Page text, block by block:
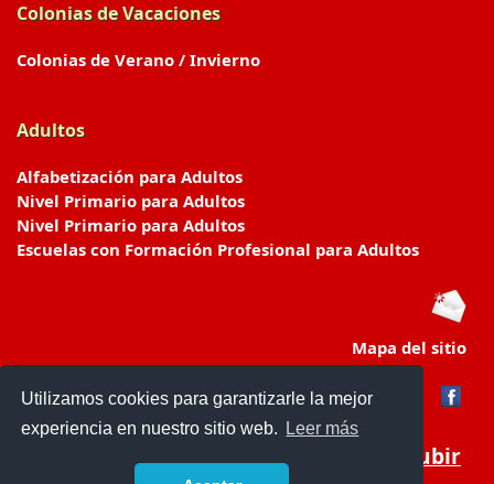
Utilizamos cookies para garantizarle la mejor
experiencia en nuestro sitio web.
Leer más
Colonias de Vacaciones
Colonias de Verano / Invierno
Adultos
Alfabetización para Adultos
Nivel Primario para Adultos
Nivel Primario para Adultos
Escuelas con Formación Profesional para Adultos
Mapa del sitio
Subir